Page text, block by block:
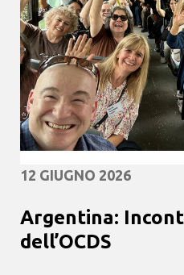
12 GIUGNO 2026
Argentina:
dell’OCDS